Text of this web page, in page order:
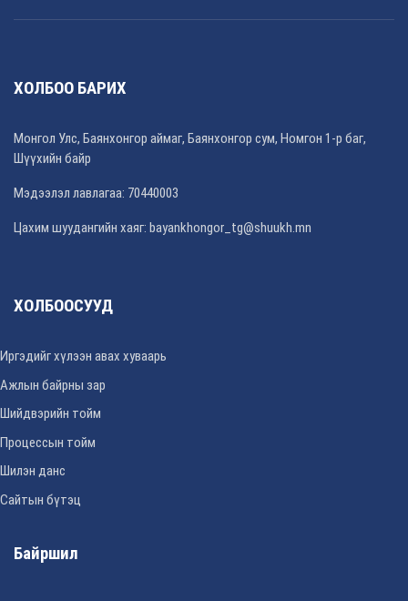
ХОЛБОО БАРИХ
Монгол Улс, Баянхонгор аймаг, Баянхонгор сум, Номгон 1-р баг,
Шүүхийн байр
Мэдээлэл лавлагаа: 70440003
Цахим шуудангийн хаяг: bayankhongor_tg@shuukh.mn
ХОЛБООСУУД
Иргэдийг хүлээн авах хуваарь
Ажлын байрны зар
Шийдвэрийн тойм
Процессын тойм
Шилэн данс
Сайтын бүтэц
Байршил